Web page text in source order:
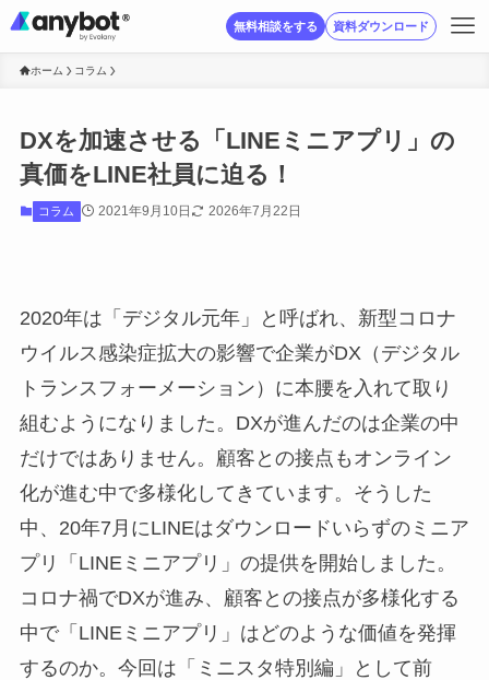
無料相談をする 資料ダウンロード
ホーム コラム
DXを加速させる「LINEミニアプリ」の
真価をLINE社員に迫る！
コラム 2021年9月10日 2026年7月22日
2020年は「デジタル元年」と呼ばれ、新型コロナ
ウイルス感染症拡大の影響で企業がDX（デジタル
トランスフォーメーション）に本腰を入れて取り
組むようになりました。DXが進んだのは企業の中
だけではありません。顧客との接点もオンライン
化が進む中で多様化してきています。そうした
中、20年7月にLINEはダウンロードいらずのミニア
プリ「LINEミニアプリ」の提供を開始しました。
コロナ禍でDXが進み、顧客との接点が多様化する
中で「LINEミニアプリ」はどのような価値を発揮
するのか。今回は「ミニスタ特別編」として前